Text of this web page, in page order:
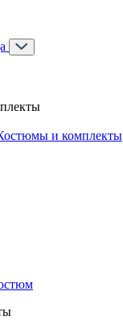
и комплекты